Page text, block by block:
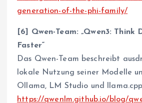
generation-of-the-phi-family/
[6] Qwen-Team: „Qwen3: Think
Faster“
Das Qwen-Team beschreibt
lokale Nutzung seiner Modelle
Ollama, LM Studio und
https://qwenlm.github.io/blog/